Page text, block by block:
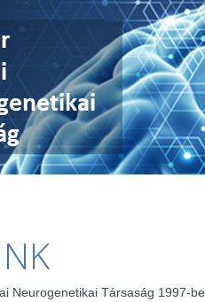
Neurogenetikai Társaság 1997-